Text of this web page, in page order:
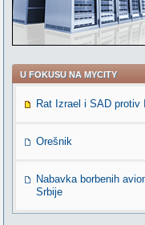
U FOKUSU NA MYCITY
Rat Izrael i SAD protiv
Orešnik
Nabavka borbenih
Srbije